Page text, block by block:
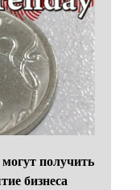
получить
бизнеса